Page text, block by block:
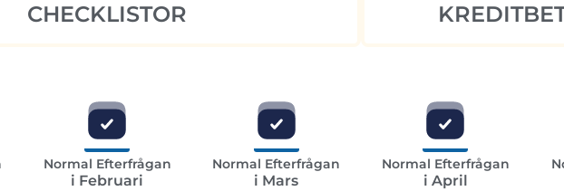
CHECKLISTOR
Normal Efterfrågan
i Februari
Normal Efterfrågan
i Mars
Normal Efterfrågan
i April